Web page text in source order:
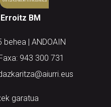
BM
| ANDOAIN
943 300 731
garatua